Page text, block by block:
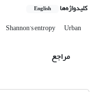
کلیدواژه‌ها English
Shannon’s entropy Urban
مراجع